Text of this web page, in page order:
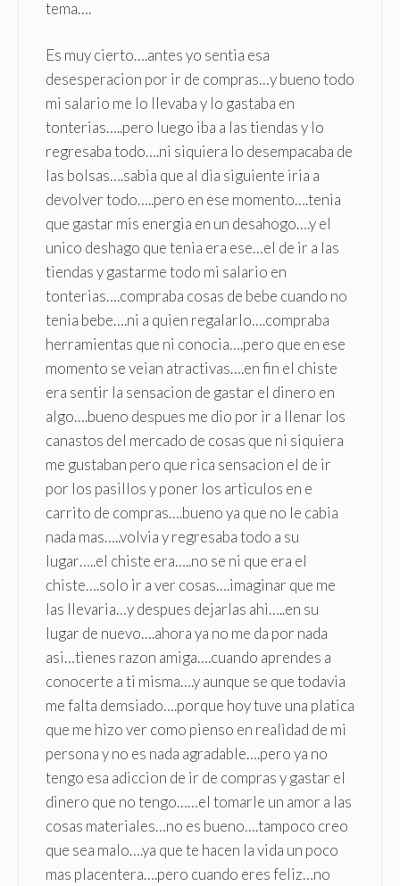
tema….
Es muy cierto….antes yo sentia esa
desesperacion por ir de compras…y bueno todo
mi salario me lo llevaba y lo gastaba en
tonterias…..pero luego iba a las tiendas y lo
regresaba todo….ni siquiera lo desempacaba de
las bolsas….sabia que al dia siguiente iria a
devolver todo…..pero en ese momento….tenia
que gastar mis energia en un desahogo….y el
unico deshago que tenia era ese…el de ir a las
tiendas y gastarme todo mi salario en
tonterias….compraba cosas de bebe cuando no
tenia bebe….ni a quien regalarlo….compraba
herramientas que ni conocia….pero que en ese
momento se veian atractivas….en fin el chiste
era sentir la sensacion de gastar el dinero en
algo….bueno despues me dio por ir a llenar los
canastos del mercado de cosas que ni siquiera
me gustaban pero que rica sensacion el de ir
por los pasillos y poner los articulos en e
carrito de compras….bueno ya que no le cabia
nada mas…..volvia y regresaba todo a su
lugar…..el chiste era…..no se ni que era el
chiste….solo ir a ver cosas….imaginar que me
las llevaria…y despues dejarlas ahi…..en su
lugar de nuevo….ahora ya no me da por nada
asi…tienes razon amiga….cuando aprendes a
conocerte a ti misma….y aunque se que todavia
me falta demsiado….porque hoy tuve una platica
que me hizo ver como pienso en realidad de mi
persona y no es nada agradable….pero ya no
tengo esa adiccion de ir de compras y gastar el
dinero que no tengo……el tomarle un amor a las
cosas materiales…no es bueno….tampoco creo
que sea malo….ya que te hacen la vida un poco
mas placentera….pero cuando eres feliz…no